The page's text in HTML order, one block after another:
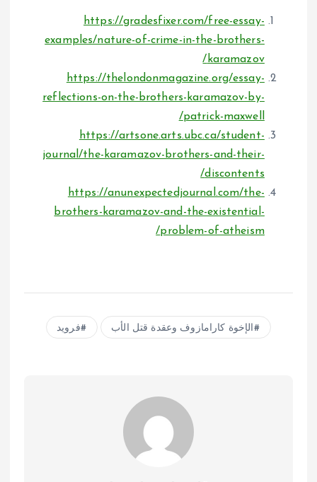
https://gradesfixer.com/free-essay-
examples/nature-of-crime-in-the-brothers-
karamazov/
https://thelondonmagazine.org/essay-
reflections-on-the-brothers-karamazov-by-
patrick-maxwell/
https://artsone.arts.ubc.ca/student-
journal/the-karamazov-brothers-and-their-
discontents/
https://anunexpectedjournal.com/the-
brothers-karamazov-and-the-existential-
problem-of-atheism/
الإخوة كارامازوف وعقدة قتل الأب فرويد